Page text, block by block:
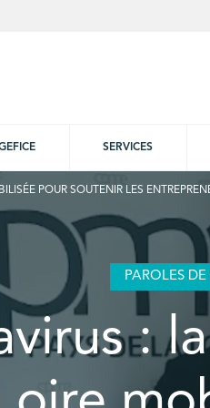
SERVICES
POUR SOUTENIR LES
PAROLES DE
: